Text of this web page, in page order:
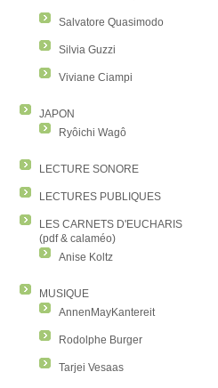
Salvatore Quasimodo
Silvia Guzzi
Viviane Ciampi
JAPON
Ryôichi Wagô
LECTURE SONORE
LECTURES PUBLIQUES
LES CARNETS D'EUCHARIS
(pdf & calaméo)
Anise Koltz
MUSIQUE
AnnenMayKantereit
Rodolphe Burger
Tarjei Vesaas